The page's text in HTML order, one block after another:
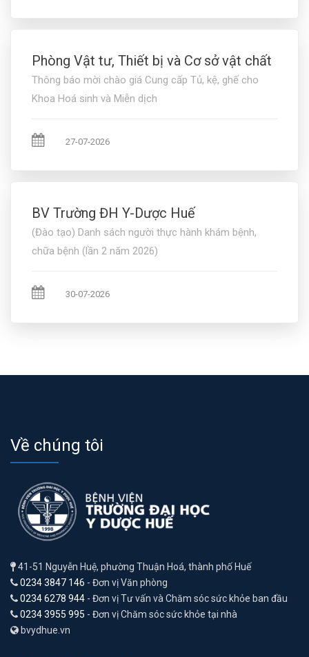
Phòng Vật tư, Thiết bị và Cơ sở vật chất
Thông báo mời chào giá Cung cấp Tủ, kệ, ghế cho
Khoa Hoá sinh và Miễn dịch
27-07-2026
BV Trường ĐH Y-Dược Huế
(Đào tạo) Danh sách người thực hành khám bệnh,
chữa bệnh (lần 2 năm 2026)
30-07-2026
Về chúng tôi
41-51 Nguyễn Huệ, phường Thuận Hoá, thành phố Huế
0234 3847 146 - Đơn vị Văn phòng
0234 6278 944 - Đơn vị Tư vấn và Chăm sóc sức khỏe ban đầu
0234 3955 995 - Đơn vị Chăm sóc sức khỏe tại nhà
bvydhue.vn